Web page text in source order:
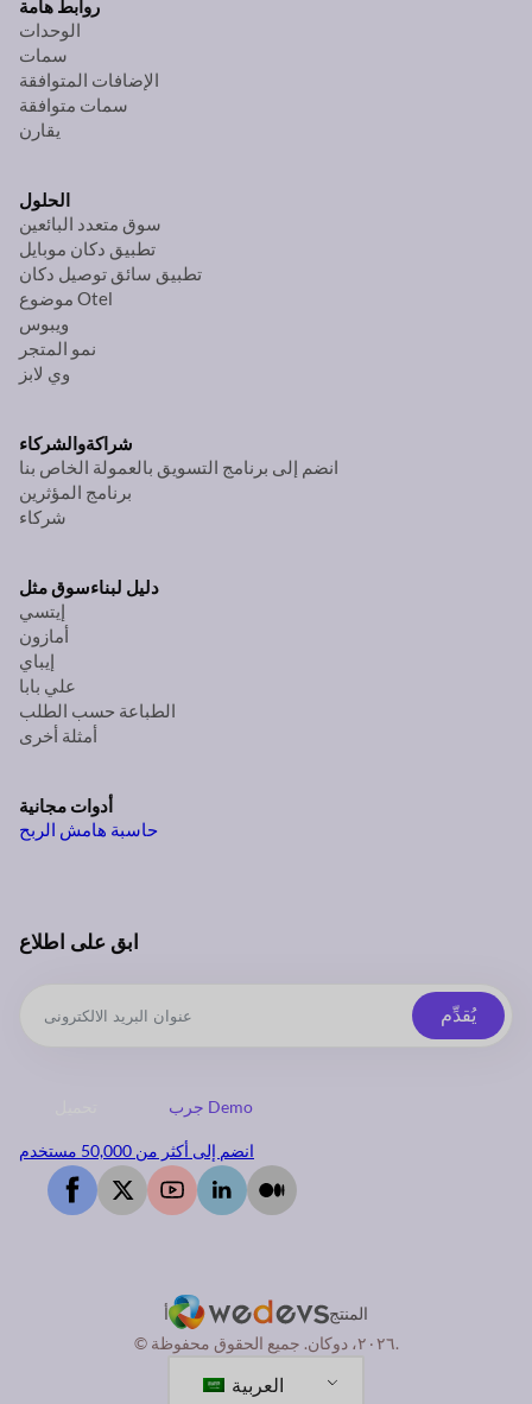
روابط هامة
الوحدات
سمات
الإضافات المتوافقة
سمات متوافقة
يقارن
الحلول
سوق متعدد البائعين
تطبيق دكان موبايل
تطبيق سائق توصيل دكان
موضوع Otel
ويبوس
نمو المتجر
وي لابز
شراكةوالشركاء
انضم إلى برنامج التسويق بالعمولة الخاص بنا
برنامج المؤثرين
شركاء
دليل لبناءسوق مثل
إيتسي
أمازون
إيباي
علي بابا
الطباعة حسب الطلب
أمثلة أخرى
أدوات مجانية
حاسبة هامش الربح
ابق على اطلاع
يُقدِّم
جرب Demo
انضم إلى أكثر من 50,000 مستخدم
أ
المنتج
© ٢٠٢٦، دوكان. جميع الحقوق محفوظة.
العربية